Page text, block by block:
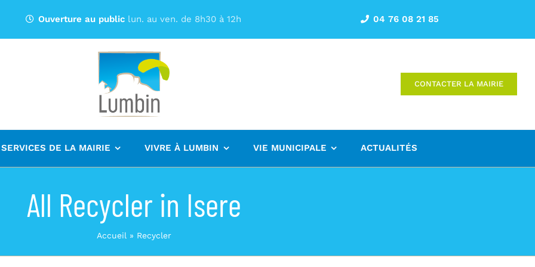
Ouverture au public lun. au ven. de 8h30 à 12h 04 76 08 21 85
CONTACTER LA MAIRIE
DE LA MAIRIE VIVRE À LUMBIN VIE MUNICIPALE ACTUALITÉS
All Recycler in Isere
Accueil » Recycler